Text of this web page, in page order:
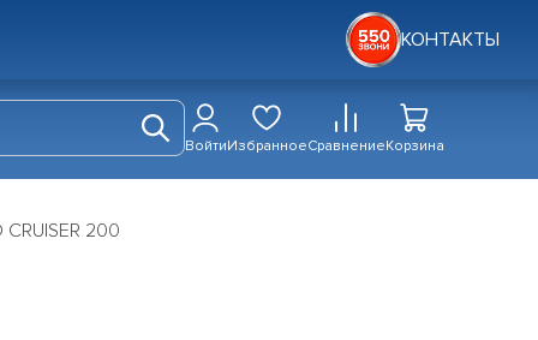
КОНТАКТЫ
ВойтиИзбранноеСравнениеКорзина
200